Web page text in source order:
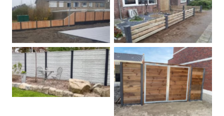
Douglas schutting Tuinhek voortuin
Betonschutting
Dubbele poort